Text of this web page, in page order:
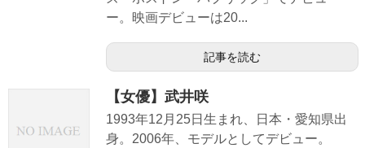
ー。映画デビューは20...
記事を読む
【女優】武井咲
1993年12月25日生まれ、日本・愛知県出
身。2006年、モデルとしてデビュー。